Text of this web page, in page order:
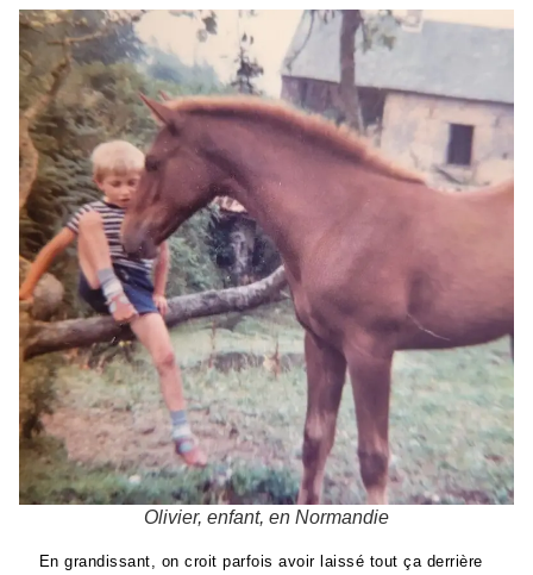
Olivier, enfant, en Normandie
En grandissant, on croit parfois avoir laissé tout ça derrière